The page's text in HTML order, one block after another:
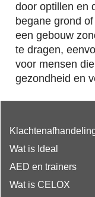
door optillen en
begane grond
een gebouw
te dragen,
voor mensen
gezondheid en
Wat is Ideal
AED en trainers
Wat is CELOX